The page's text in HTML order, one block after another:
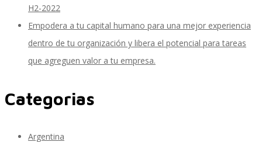
Object Sync
Landscape Transformation
H2-2022
Empodera a tu capital humano para una mejor experiencia
dentro de tu organización y libera el potencial para tareas
que agreguen valor a tu empresa.
Categorias
Argentina